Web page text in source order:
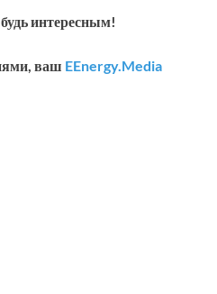
интересным!
ваш EEnergy.Media